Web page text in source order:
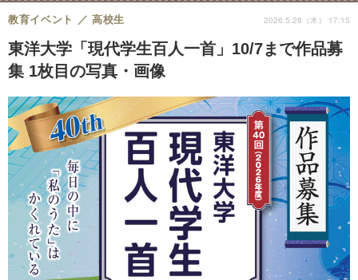
東洋大学「現代学生百人一首」10/7まで作品募
集 1枚目の写真・画像
教育イベント 高校生 2026.5.28（木） 17:15